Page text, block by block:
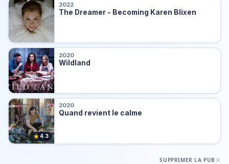
2022
The Dreamer - Becoming Karen Blixen
2020
Wildland
★4.3
2020
Quand revient le calme
SUPPRIMER LA PUB